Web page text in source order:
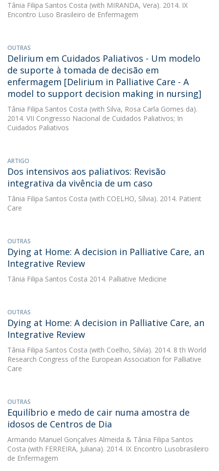
Tânia Filipa Santos Costa (with MIRANDA, Vera). 2014. IX
Encontro Luso Brasileiro de Enfermagem
OUTRAS
Delirium em Cuidados Paliativos - Um modelo
de suporte à tomada de decisão em
enfermagem [Delirium in Palliative Care - A
model to support decision making in nursing]
Tânia Filipa Santos Costa (with Silva, Rosa Carla Gomes da).
2014. VII Congresso Nacional de Cuidados Paliativos; In
Cuidados Paliativos
ARTIGO
Dos intensivos aos paliativos: Revisão
integrativa da vivência de um caso
Tânia Filipa Santos Costa (with COELHO, Sílvia). 2014. Patient
Care
OUTRAS
Dying at Home: A decision in Palliative Care, an
Integrative Review
Tânia Filipa Santos Costa 2014. Palliative Medicine
OUTRAS
Dying at Home: A decision in Palliative Care, an
Integrative Review
Tânia Filipa Santos Costa (with Coelho, Silvía). 2014. 8 th World
Research Congress of the European Association for Palliative
Care
OUTRAS
Equilíbrio e medo de cair numa amostra de
idosos de Centros de Dia
Armando Manuel Gonçalves Almeida & Tânia Filipa Santos
Costa (with FERREIRA, Juliana). 2014. IX Encontro Lusobrasileiro
de Enfermagem